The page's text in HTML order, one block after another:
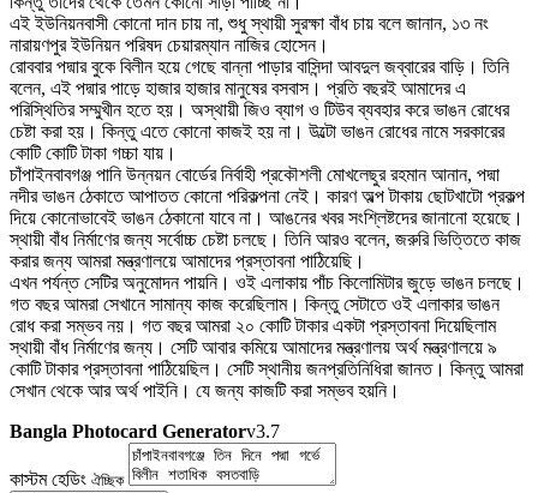
এই ইউনিয়নবাসী কোনো দান চায় না, শুধু স্থায়ী সুরক্ষা বাঁধ চায় বলে জানান, ১৩ নং
নারায়ণপুর ইউনিয়ন পরিষদ চেয়ারম্যান নাজির হোসেন।
রোববার পদ্মার বুকে বিলীন হয়ে গেছে বান্না পাড়ার বাসিন্দা আবদুল জব্বারের বাড়ি। তিনি
বলেন, এই পদ্মার পাড়ে হাজার হাজার মানুষের বসবাস। প্রতি বছরই আমাদের এ
পরিস্থিতির সম্মুখীন হতে হয়। অস্থায়ী জিও ব্যাগ ও টিউব ব্যবহার করে ভাঙন রোধের
চেষ্টা করা হয়। কিন্তু এতে কোনো কাজই হয় না। উল্টো ভাঙন রোধের নামে সরকারের
কোটি কোটি টাকা গচ্চা যায়।
চাঁপাইনবাবগঞ্জ পানি উন্নয়ন বোর্ডের নির্বাহী প্রকৌশলী মোখলেছুর রহমান আনান, পদ্মা
নদীর ভাঙন ঠেকাতে আপাতত কোনো পরিকল্পনা নেই। কারণ অল্প টাকায় ছোটখাটো প্রকল্প
দিয়ে কোনোভাবেই ভাঙন ঠেকানো যাবে না। আঙনের খবর সংশ্লিষ্টদের জানানো হয়েছে।
স্থায়ী বাঁধ নির্মাণের জন্য সর্বোচ্চ চেষ্টা চলছে। তিনি আরও বলেন, জরুরি ভিত্তিতে কাজ
করার জন্য আমরা মন্ত্রণালয়ে আমাদের প্রস্তাবনা পাঠিয়েছি।
এখন পর্যন্ত সেটির অনুমোদন পায়নি। ওই এলাকায় পাঁচ কিলোমিটার জুড়ে ভাঙন চলছে।
গত বছর আমরা সেখানে সামান্য কাজ করেছিলাম। কিন্তু সেটাতে ওই এলাকার ভাঙন
রোধ করা সম্ভব নয়। গত বছর আমরা ২০ কোটি টাকার একটা প্রস্তাবনা দিয়েছিলাম
স্থায়ী বাঁধ নির্মাণের জন্য। সেটি আবার কমিয়ে আমাদের মন্ত্রণালয় অর্থ মন্ত্রণালয়ে ৯
কোটি টাকার প্রস্তাবনা পাঠিয়েছিল। সেটি স্থানীয় জনপ্রতিনিধিরা জানত। কিন্তু আমরা
সেখান থেকে আর অর্থ পাইনি। যে জন্য কাজটি করা সম্ভব হয়নি।
Bangla Photocard Generatorv3.7
কাস্টম হেডিং ঐচ্ছিক